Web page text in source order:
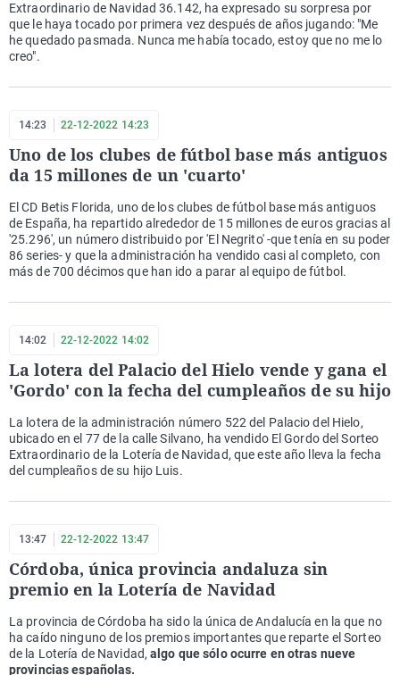
Extraordinario de Navidad 36.142, ha expresado su sorpresa por
que le haya tocado por primera vez después de años jugando: "Me
he quedado pasmada. Nunca me había tocado, estoy que no me lo
creo".
14:23 22-12-2022 14:23
Uno de los clubes de fútbol base más antiguos
da 15 millones de un 'cuarto'
El CD Betis Florida, uno de los clubes de fútbol base más antiguos
de España, ha repartido alrededor de 15 millones de euros gracias al
'25.296', un número distribuido por 'El Negrito' -que tenía en su poder
86 series- y que la administración ha vendido casi al completo, con
más de 700 décimos que han ido a parar al equipo de fútbol.
14:02 22-12-2022 14:02
La lotera del Palacio del Hielo vende y gana el
'Gordo' con la fecha del cumpleaños de su hijo
La lotera de la administración número 522 del Palacio del Hielo,
ubicado en el 77 de la calle Silvano, ha vendido El Gordo del Sorteo
Extraordinario de la Lotería de Navidad, que este año lleva la fecha
del cumpleaños de su hijo Luis.
13:47 22-12-2022 13:47
Córdoba, única provincia andaluza sin
premio en la Lotería de Navidad
La provincia de Córdoba ha sido la única de Andalucía en la que no
ha caído ninguno de los premios importantes que reparte el Sorteo
de la Lotería de Navidad,algo que sólo ocurre en otras nueve
provincias españolas.